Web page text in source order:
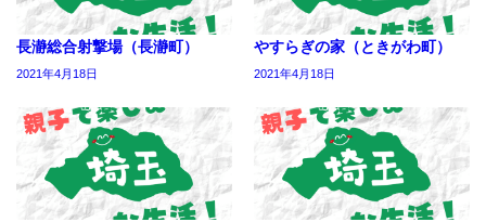
長瀞総合射撃場（長瀞町）
2021年4月18日
やすらぎの家（ときがわ町）
2021年4月18日